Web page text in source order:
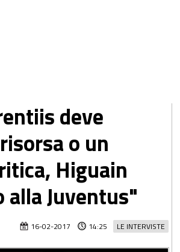
deve
o un
Higuain
Juventus"
LE INTERVISTE
16-02-2017 14:25